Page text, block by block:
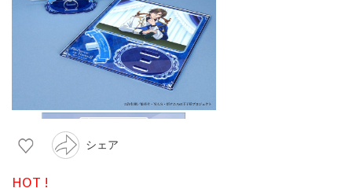
シェア
HOT !